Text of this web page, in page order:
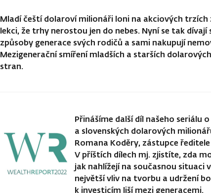
Mladí čeští dolaroví milionáři loni na akciových
lekci, že trhy nerostou jen do nebes. Nyní se tak
způsoby generace svých rodičů a sami nakupují
Mezigenerační smíření mladších a starších
stran.
Přinášíme další díl našeho seriálu
a slovenských dolarových
Romana Koděry, zástupce
V příštích dílech mj. zjistíte, zda
jak nahlížejí na současnou situaci
největší vliv na tvorbu a udržení
k investicím liší mezi generacemi.